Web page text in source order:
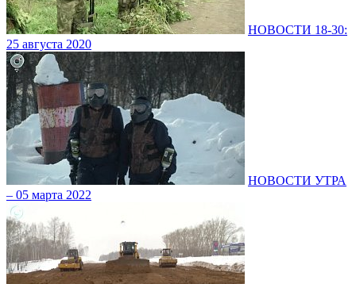
НОВОСТИ 18-30:
25 августа 2020
НОВОСТИ УТРА
– 05 марта 2022